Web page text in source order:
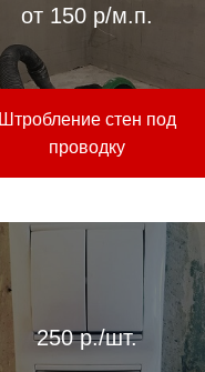
от 150 р/м.п.
Штробление стен под
проводку
250 р./шт.